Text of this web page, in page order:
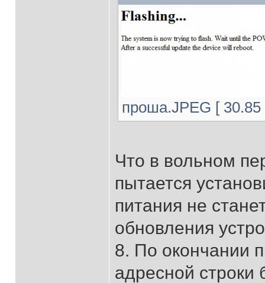
проша.JPEG [
Что в вольном
пытается
питания не
обновления
8. По окончании
адресной строки